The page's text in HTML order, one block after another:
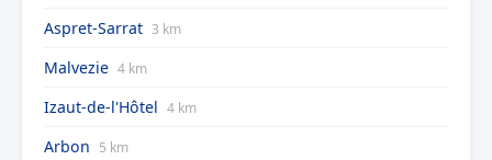
Aspret-Sarrat 3 km
Malvezie 4 km
Izaut-de-l'Hôtel 4 km
Arbon 5 km